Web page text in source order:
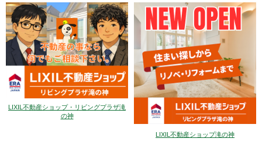
LIXIL不動産ショップ・リビングプラザ滝
の神
LIXIL不動産ショップ滝の神